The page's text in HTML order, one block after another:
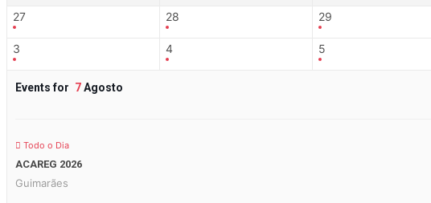
27 28 29
3 4 5
Events for 7Agosto
Todo o Dia
ACAREG 2026
Guimarães